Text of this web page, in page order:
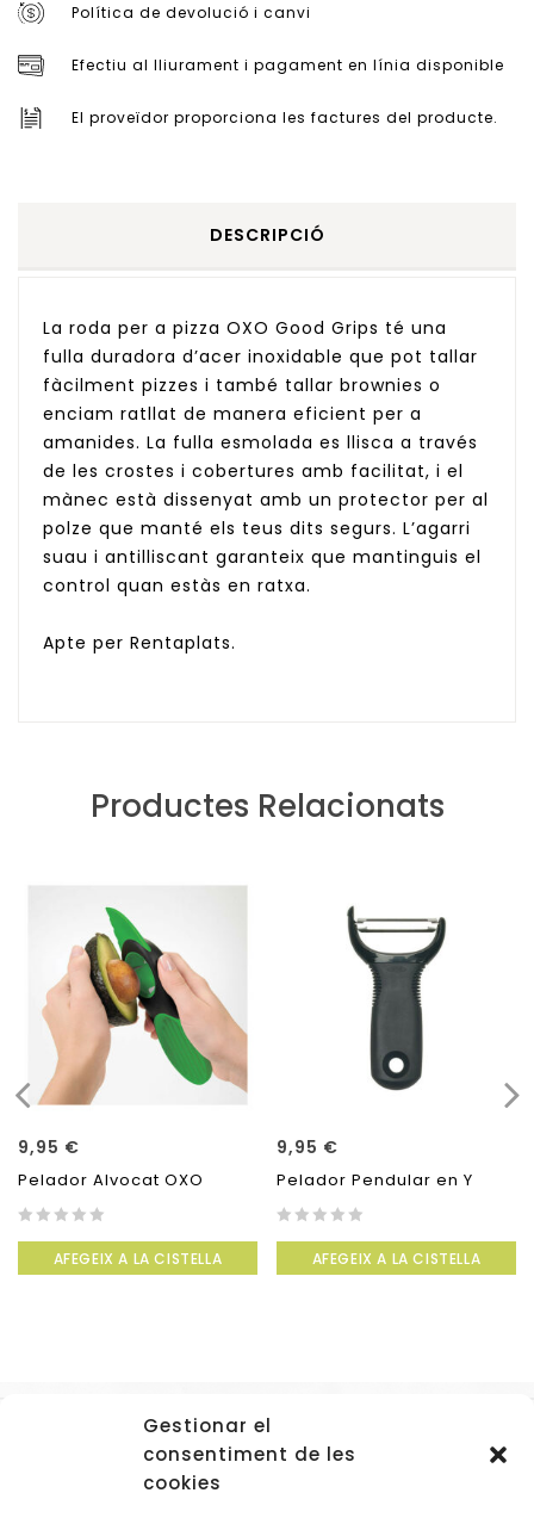
Gestionar el
consentiment de les
cookies
Política de devolució i canvi
Efectiu al lliurament i pagament en línia disponible
El proveïdor proporciona les factures del producte.
DESCRIPCIÓ
La roda per a pizza OXO Good Grips té una
fulla duradora d’acer inoxidable que pot tallar
fàcilment pizzes i també tallar brownies o
enciam ratllat de manera eficient per a
amanides. La fulla esmolada es llisca a través
de les crostes i cobertures amb facilitat, i el
mànec està dissenyat amb un protector per al
polze que manté els teus dits segurs. L’agarri
suau i antilliscant garanteix que mantinguis el
control quan estàs en ratxa.
Apte per Rentaplats.
Productes Relacionats
9,95 €
Pelador Alvocat OXO
of
AFEGEIX A LA CISTELLA
9,95 €
Pelador Pendular en Y
of
AFEGEIX A LA CISTELLA